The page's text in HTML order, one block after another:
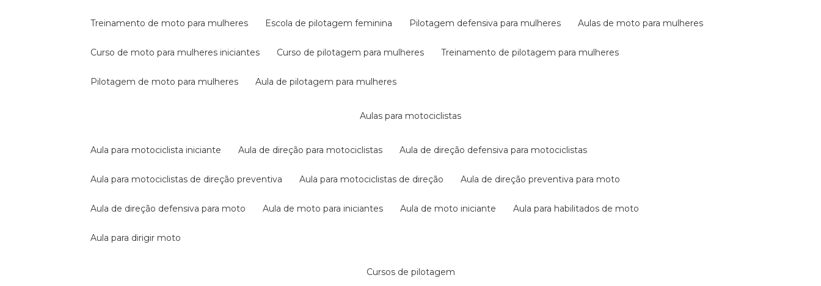
treinamento de moto para mulheres escola de pilotagem feminina pilotagem defensiva para mulheres aulas de moto para mulheres
curso de moto para mulheres iniciantes curso de pilotagem para mulheres treinamento de pilotagem para mulheres
pilotagem de moto para mulheres aula de pilotagem para mulheres
aulas para motociclistas
aula para motociclista iniciante aula de direção para motociclistas aula de direção defensiva para motociclistas
aula para motociclistas de direção preventiva aula para motociclistas de direção aula de direção preventiva para moto
aula de direção defensiva para moto aula de moto para iniciantes aula de moto iniciante aula para habilitados de moto
aula para dirigir moto
cursos de pilotagem